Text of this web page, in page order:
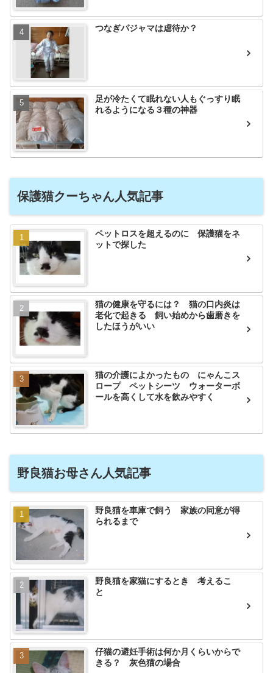
つなぎパジャマは虐待か？
足が冷たくて眠れない人もぐっすり眠
れるようになる３種の神器
保護猫クーちゃん人気記事
ペットロスを超えるのに 保護猫をネ
ットで探した
猫の健康を守るには？ 猫の口内炎は
老化で起きる 飼い始めから歯磨きを
したほうがいい
猫の介護によかったもの にゃんこス
ロープ ペットシーツ ウォーターボ
ールを高くして水を飲みやすく
野良猫お母さん人気記事
野良猫を車庫で飼う 家族の同意が得
られるまで
野良猫を家猫にするとき 考えるこ
と
仔猫の避妊手術は何か月くらいからで
きる？ 灰色猫の場合